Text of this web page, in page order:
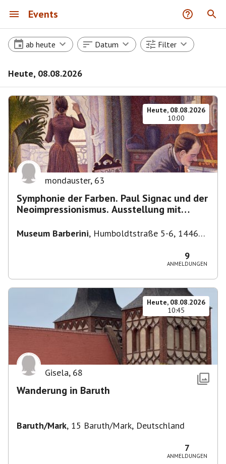
Events
ab heute Datum Filter
Heute, 08.08.2026
Heute, 08.08.2026
10:00
mondauster, 63
Symphonie der Farben. Paul Signac und der
Neoimpressionismus. Ausstellung mit
Museum Barberini, Humboldtstraße 5-6, 14467
9
ANMELDUNGEN
Heute, 08.08.2026
10:45
Gisela, 68
Wanderung in Baruth
Baruth/Mark, 15 Baruth/Mark, Deutschland
7
ANMELDUNGEN